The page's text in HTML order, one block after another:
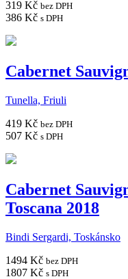
319 Kč bez DPH
386 Kč s DPH
Cabernet
Tunella, Friuli
419 Kč bez DPH
507 Kč s DPH
Cabernet
Toscana 2018
Bindi Sergardi, Toskánsko
1494 Kč bez DPH
1807 Kč s DPH